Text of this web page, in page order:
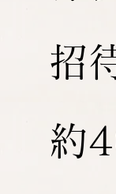
招
約